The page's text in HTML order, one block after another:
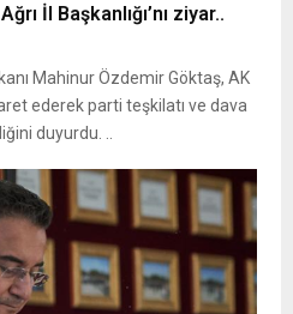
İl Başkanlığı’nı ziyar..
Mahinur Özdemir Göktaş, AK
ederek parti teşkilatı ve dava
duyurdu. ..